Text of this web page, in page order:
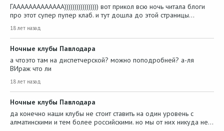
ГААААААААААААА))))))))))))))))) вот прикол всю ночь читала блоги
про этот супер пупер клаб. и тут дошла до этой страницы…
18 лет назад
Ночные клубы Павлодара
а чтоэто там на диспетчерской? можно поподробней? а-ля
ВИраж что ли
18 лет назад
Ночные клубы Павлодара
да конечно наши клубы не стоит ставить на один уровень с
алматинскими и тем более российскими. но мы от них никуда не…